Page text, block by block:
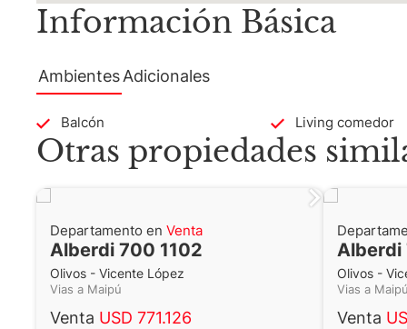
Calefacción por piso radiante
con regulación individual por
constructiva y Full
ambas en el tercer subsuelo.
Zona Norte, Zona DAria.
Martillero Maximiliano Miguel D'Aria
Matrícula CMCPSI N° 6886
Av. Libertador 4189 - La Lucila -
Información Básica
Ambientes Adicionales
Balcón Living comedor
Otras propiedades
Departamento en Venta
Alberdi 700 1102
Olivos - Vicente López
Vias a Maipú
Venta USD 771.126
Alberdi
Olivos -
Vias a
Venta